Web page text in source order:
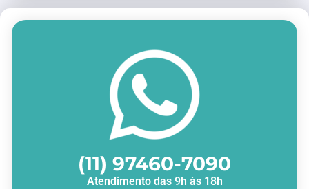
(11) 97460-7090
Atendimento das 9h às 18h